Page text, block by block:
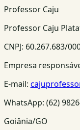
Professor Caju
Professor Caju
CNPJ: 60.267.683/
Empresa
E-mail:
WhatsApp: (62)
Goiânia/GO